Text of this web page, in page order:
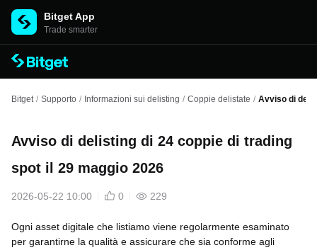
Bitget App
Trade smarter
Bitget / Supporto / Informazioni sui delisting / Coppie delistate / Avviso di
Avviso di delisting di 24 coppie di trading
spot il 29 maggio 2026
2026-05-22 10:00 0 229
Ogni asset digitale che listiamo viene regolarmente esaminato
per garantirne la qualità e assicurare che sia conforme agli